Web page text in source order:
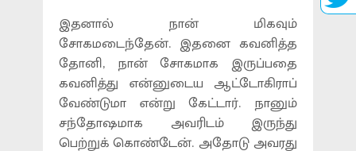
இதனால் நான் மிகவும்
சோகமடைந்தேன். இதனை கவனித்த
தோனி, நான் சோகமாக இருப்பதை
கவனித்து என்னுடைய ஆட்டோகிராப்
வேண்டுமா என்று கேட்டார். நானும்
சந்தோஷமாக அவரிடம் இருந்து
பெற்றுக் கொண்டேன். அதோடு அவரது